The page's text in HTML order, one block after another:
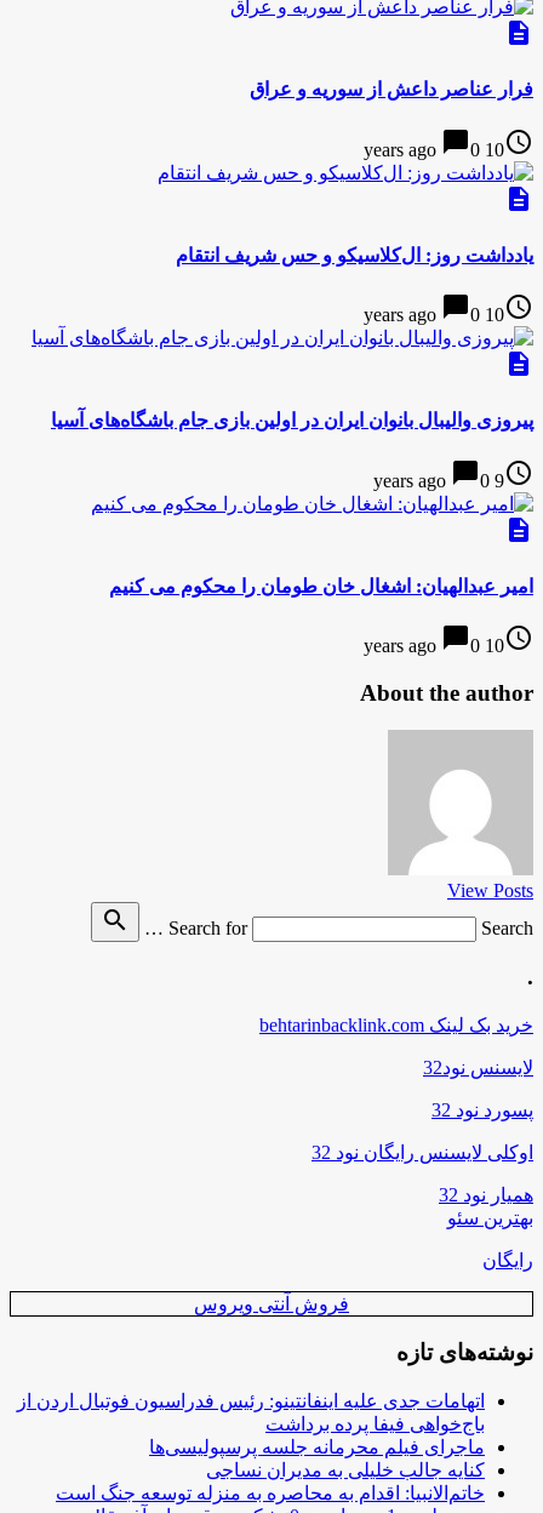
description
فرار عناصر داعش از سوریه و عراق
access_time
10 years ago
chat_bubble0
description
یادداشت روز: ال‌کلاسیکو و حس شریف انتقام
access_time
10 years ago
chat_bubble0
description
پیروزی والیبال بانوان ایران در اولین بازی جام باشگاه‌های آسیا
access_time
9 years ago
chat_bubble0
description
امیر عبدالهیان: اشغال خان طومان را محکوم می کنیم
access_time
10 years ago
chat_bubble0
About the author
View Posts
Search for
Search …
search
.
خرید بک لینک behtarinbacklink.com
لایسنس نود32
پسورد نود 32
اوکلی لایسنس رایگان نود 32
همیار نود 32
بهترین سئو
رایگان
فروش آنتی ویروس
نوشته‌های تازه
اتهامات جدی علیه اینفانتینو: رئیس فدراسیون فوتبال اردن از
باج‌خواهی فیفا پرده برداشت
ماجرای فیلم محرمانه جلسه پرسپولیسی‌ها
کنایه جالب خلیلی به مدیران نساجی
خاتم‌الانبیا: اقدام به محاصره به منزله توسعه جنگ است